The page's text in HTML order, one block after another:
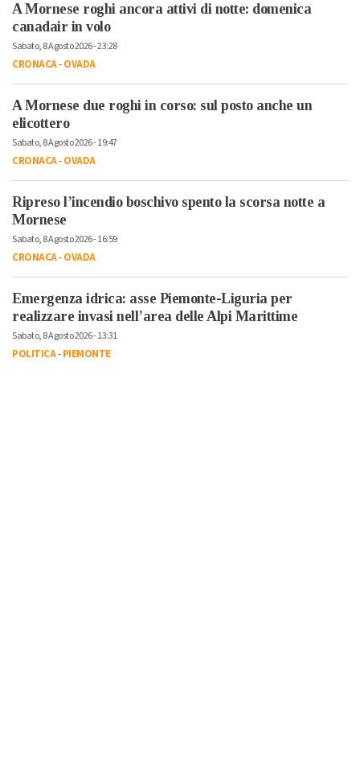
A Mornese roghi ancora attivi di notte: domenica
canadair in volo
Sabato, 8 Agosto 2026 - 23:28
CRONACA-OVADA
A Mornese due roghi in corso: sul posto anche un
elicottero
Sabato, 8 Agosto 2026 - 19:47
CRONACA-OVADA
Ripreso l’incendio boschivo spento la scorsa notte a
Mornese
Sabato, 8 Agosto 2026 - 16:59
CRONACA-OVADA
Emergenza idrica: asse Piemonte-Liguria per
realizzare invasi nell’area delle Alpi Marittime
Sabato, 8 Agosto 2026 - 13:31
POLITICA-PIEMONTE